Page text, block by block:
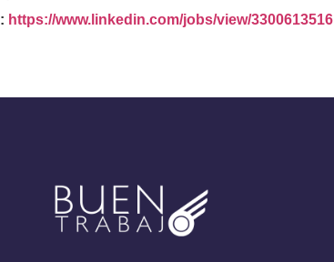
https://www.linkedin.com/jobs/view/3300613516